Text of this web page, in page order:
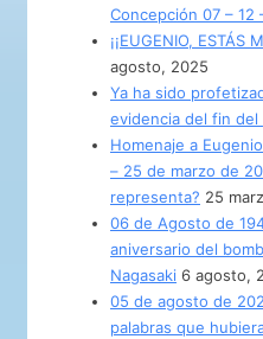
Concepción 07 – 12
¡¡EUGENIO, ESTÁS
agosto, 2025
Ya ha sido
evidencia del fin del
Homenaje a
– 25 de marzo de
representa? 25
06 de Agosto de
aniversario del
Nagasaki 6 agosto,
05 de agosto de
palabras que